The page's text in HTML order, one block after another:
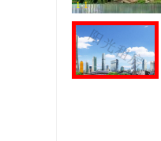
1-1